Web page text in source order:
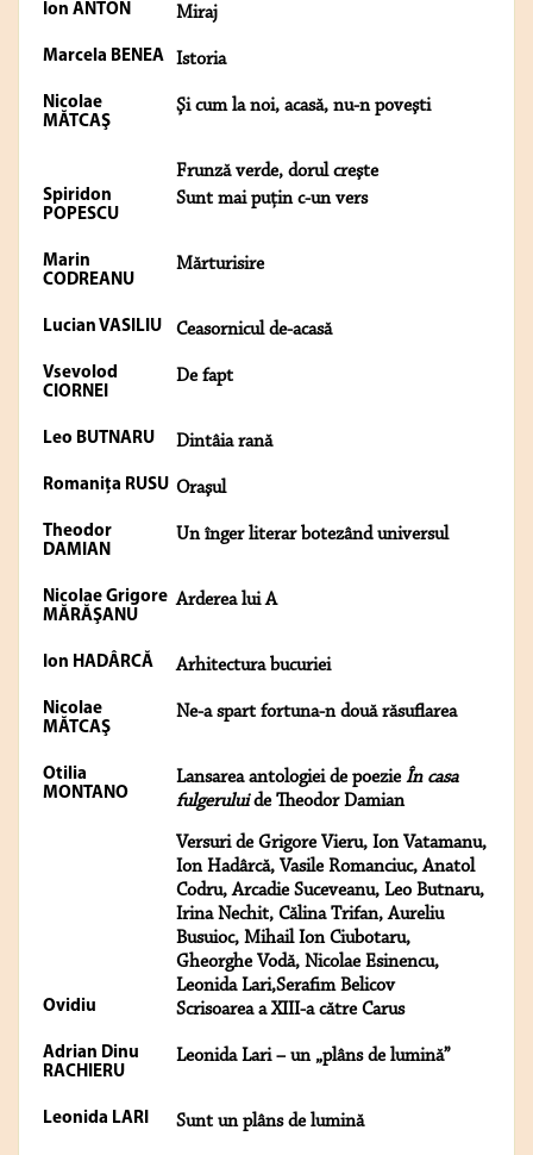
Ion ANTON Miraj
Marcela BENEA Istoria
Nicolae
MĂTCAŞ
Şi cum la noi, acasă, nu-n poveşti
Frunză verde, dorul creşte
Spiridon
POPESCU
Sunt mai puţin c-un vers
Marin
CODREANU
Mărturisire
Lucian VASILIU Ceasornicul de-acasă
Vsevolod
CIORNEI
De fapt
Leo BUTNARU Dintâia rană
Romaniţa RUSU Oraşul
Theodor
DAMIAN
Un înger literar botezând universul
Nicolae Grigore
MĂRĂŞANU
Arderea lui A
Ion HADÂRCĂ Arhitectura bucuriei
Nicolae
MĂTCAŞ
Ne-a spart fortuna-n două răsuflarea
Otilia
MONTANO
Lansarea antologiei de poezieÎn casa
fulgeruluide Theodor Damian
Versuri de Grigore Vieru, Ion Vatamanu,
Ion Hadârcă, Vasile Romanciuc, Anatol
Codru, Arcadie Suceveanu, Leo Butnaru,
Irina Nechit, Călina Trifan, Aureliu
Busuioc, Mihail Ion Ciubotaru,
Gheorghe Vodă, Nicolae Esinencu,
Leonida Lari,Serafim Belicov
Ovidiu Scrisoarea a XIII-a către Carus
Adrian Dinu
RACHIERU
Leonida Lari – un „plâns de lumină”
Leonida LARI Sunt un plâns de lumină